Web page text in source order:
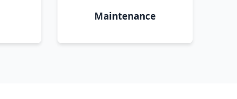
Maintenance